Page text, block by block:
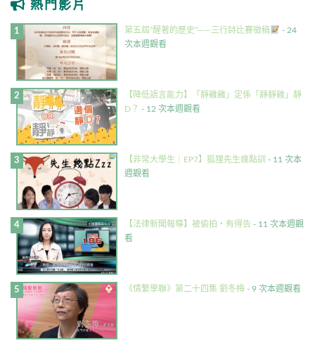
熱門影片
第五屆”醒著的歷史”——三行詩比賽徵稿
- 24
次本週觀看
【降低語言能力】「靜雞雞」定係「靜靜雞」靜
D？ - 12 次本週觀看
【非常大學生｜EP7】狐狸先生幾點訓 - 11 次本
週觀看
【法律新聞報導】被偷拍・有得告 - 11 次本週觀
看
《情繫學聯》第二十四集 劉冬梅 - 9 次本週觀看